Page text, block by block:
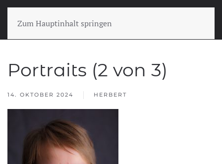
Zum Hauptinhalt springen
Portraits (2 von 3)
14. OKTOBER 2024 HERBERT